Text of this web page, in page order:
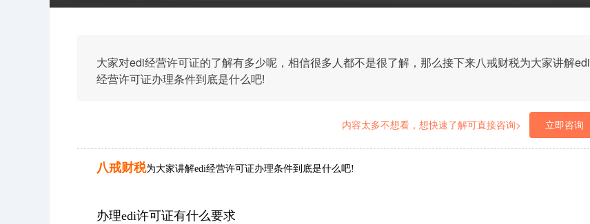
大家对edi经营许可证的了解有多少呢，相信很多人都不是很了解，那么接下来八戒财税为大家讲解edi
经营许可证办理条件到底是什么吧!
内容太多不想看，想快速了解可直接咨询> 立即咨询
八戒财税为大家讲解edi经营许可证办理条件到底是什么吧!
办理edi许可证有什么要求